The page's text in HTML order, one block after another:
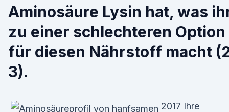
Aminosäure Lysin hat, was
zu einer schlechteren Option
für diesen Nährstoff macht
3).
2017 Ihre